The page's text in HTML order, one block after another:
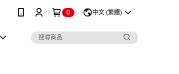
0 中文 (繁體)